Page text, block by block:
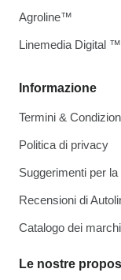
Informazione
Termini &
Politica di privacy
Suggerimenti per
Recensioni di
Catalogo dei marchi
Le nostre
Agroline™
Linemedia Digital ™